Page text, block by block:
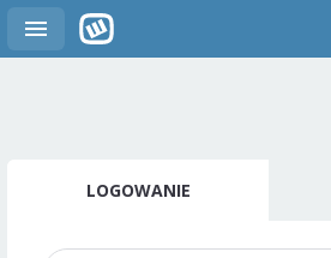
LOGOWANIE